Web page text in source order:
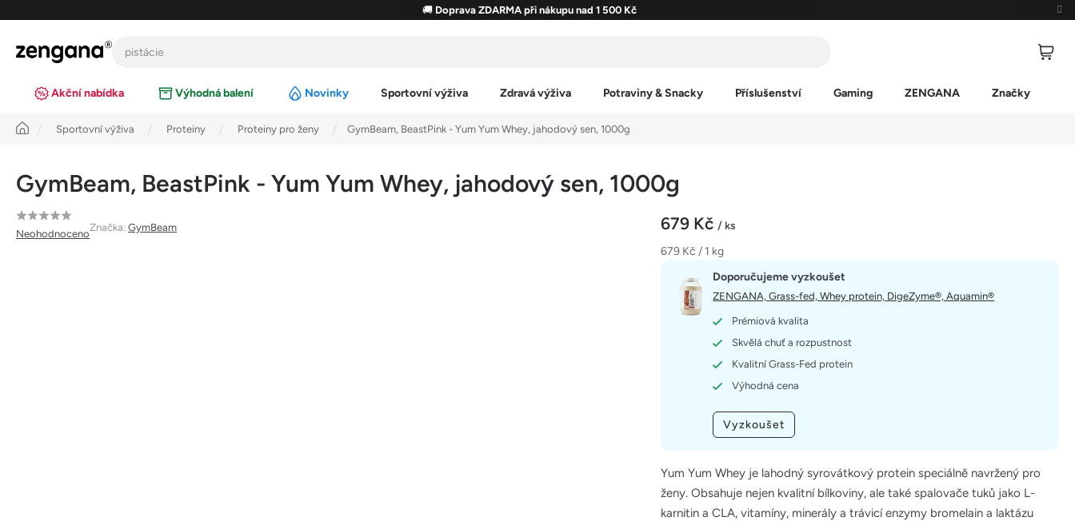
obsah
🚚 Doprava ZDARMA při nákupu nad 1 500 Kč
Akční nabídka Výhodná balení Novinky Sportovní výživa Zdravá výživa Potraviny & Snacky Příslušenství Gaming ZENGANA Značky
Úvod Sportovní výživa Proteiny Proteiny pro ženy GymBeam, BeastPink - Yum Yum Whey, jahodový sen, 1000g
GymBeam, BeastPink - Yum Yum Whey, jahodový sen, 1000g
Průměrné
hodnocení
Neohodnoceno
Značka: GymBeam 679 Kč/ ks
Měrná
679 Kč / 1 kg
Yum Yum Whey je lahodný syrovátkový protein speciálně navržený pro
ženy. Obsahuje nejen kvalitní bílkoviny, ale také spalovače tuků jako L-
karnitin a CLA, vitamíny, minerály a trávicí enzymy bromelain a laktázu
Doporučujeme vyzkoušet
ZENGANA, Grass-fed, Whey protein, DigeZyme®, Aquamin®
Prémiová kvalita
Skvělá chuť a rozpustnost
Kvalitní Grass-Fed protein
Výhodná cena
Vyzkoušet